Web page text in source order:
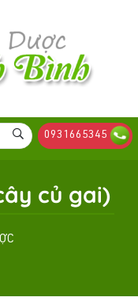
0931665345
củ gai)